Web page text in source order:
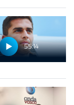
55:14